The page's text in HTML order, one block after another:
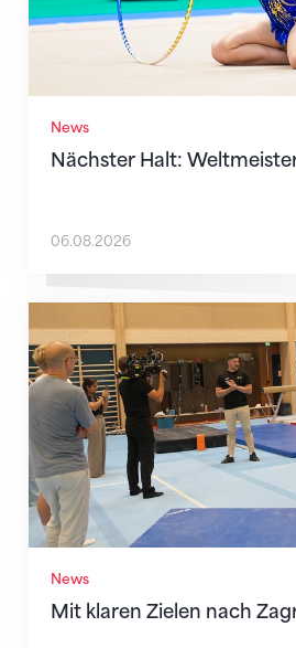
News
Nächster Halt:
06.08.2026
News
Mit klaren Zielen nach
Mit klaren Zielen nach Zagreb